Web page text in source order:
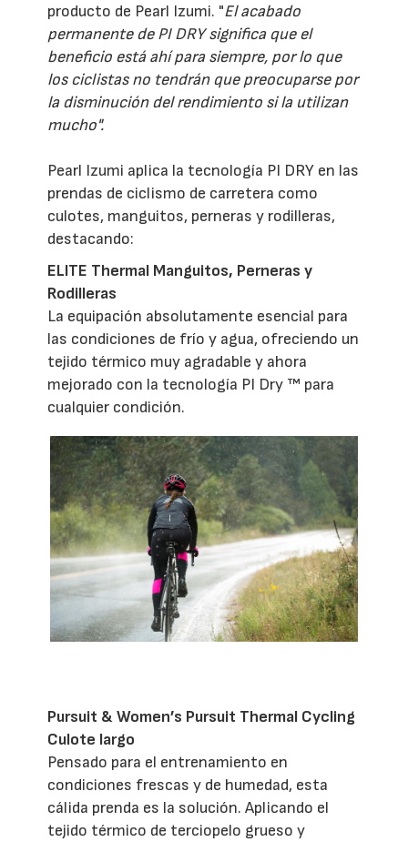
producto de Pearl Izumi. "El acabado
permanente de PI DRY significa que el
beneficio está ahí para siempre, por lo que
los ciclistas no tendrán que preocuparse por
la disminución del rendimiento si la utilizan
mucho".
Pearl Izumi aplica la tecnología PI DRY en las
prendas de ciclismo de carretera como
culotes, manguitos, perneras y rodilleras,
destacando:
ELITE Thermal Manguitos, Perneras y
Rodilleras
La equipación absolutamente esencial para
las condiciones de frío y agua, ofreciendo un
tejido térmico muy agradable y ahora
mejorado con la tecnología PI Dry ™ para
cualquier condición.
Pursuit & Women’s Pursuit Thermal Cycling
Culote largo
Pensado para el entrenamiento en
condiciones frescas y de humedad, esta
cálida prenda es la solución. Aplicando el
tejido térmico de terciopelo grueso y